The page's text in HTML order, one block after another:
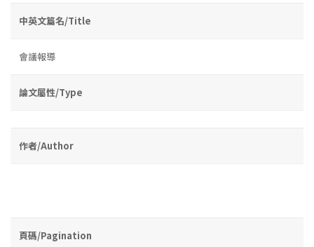
中英文篇名/Title
會議報導
論文屬性/Type
作者/Author
頁碼/Pagination